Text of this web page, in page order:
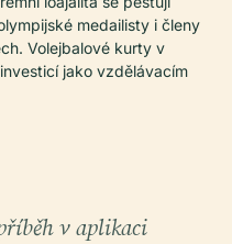
medailisty i členy
Volejbalové kurty v
jako vzdělávacím
v aplikaci